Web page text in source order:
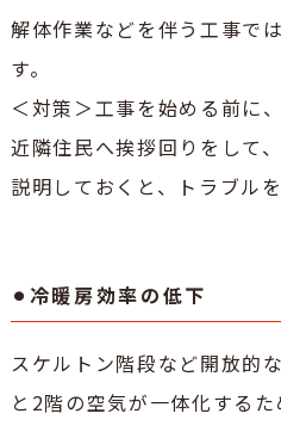
解体作業などを伴う工事で
す。
＜対策＞工事を始める前に
近隣住民へ挨拶回りをして
説明しておくと、トラブル
⚫︎冷暖房効率の低下
スケルトン階段など開放的
と2階の空気が一体化する